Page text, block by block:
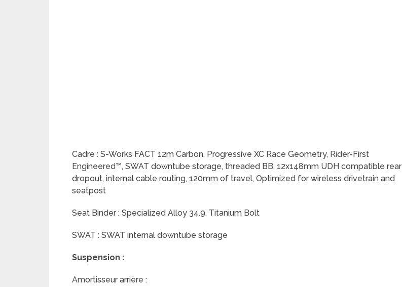
Cadre : S-Works FACT 12m Carbon, Progressive XC Race Geometry, Rider-First
Engineered™, SWAT downtube storage, threaded BB, 12x148mm UDH compatible rear
dropout, internal cable routing, 120mm of travel, Optimized for wireless drivetrain and
seatpost
Seat Binder : Specialized Alloy 34.9, Titanium Bolt
SWAT : SWAT internal downtube storage
Suspension :
Amortisseur arrière :